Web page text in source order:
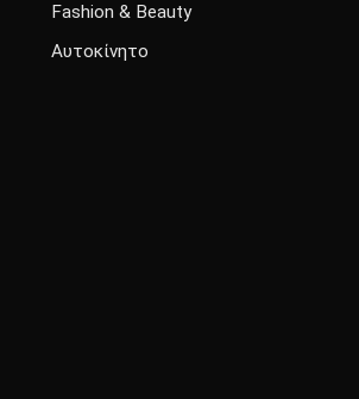
Fashion & Beauty
Αυτοκίνητο